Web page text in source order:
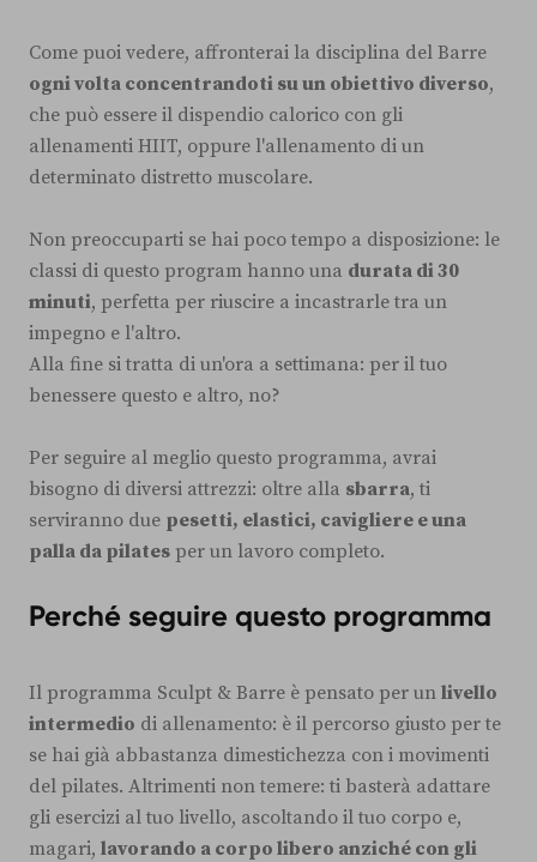
Come puoi vedere, affronterai la disciplina del Barre
ogni volta concentrandoti su un obiettivo diverso,
che può essere il dispendio calorico con gli
allenamenti HIIT, oppure l'allenamento di un
determinato distretto muscolare.
Non preoccuparti se hai poco tempo a disposizione: le
classi di questo program hanno una durata di 30
minuti, perfetta per riuscire a incastrarle tra un
impegno e l'altro.
Alla fine si tratta di un'ora a settimana: per il tuo
benessere questo e altro, no?
Per seguire al meglio questo programma, avrai
bisogno di diversi attrezzi: oltre alla sbarra, ti
serviranno due pesetti, elastici, cavigliere e una
palla da pilates per un lavoro completo.
Perché seguire questo programma
Il programma Sculpt & Barre è pensato per un livello
intermedio di allenamento: è il percorso giusto per te
se hai già abbastanza dimestichezza con i movimenti
del pilates. Altrimenti non temere: ti basterà adattare
gli esercizi al tuo livello, ascoltando il tuo corpo e,
magari, lavorando a corpo libero anziché con gli